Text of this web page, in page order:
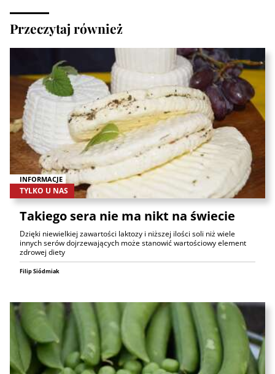
Przeczytaj również
INFORMACJE
TYLKO U NAS
Takiego sera nie ma nikt na świecie
Dzięki niewielkiej zawartości laktozy i niższej ilości soli niż wiele
innych serów dojrzewających może stanowić wartościowy element
zdrowej diety
Filip Siódmiak